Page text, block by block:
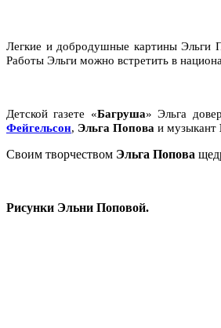
Легкие и добродушные картины Эльги
Работы Эльги можно встретить в
Детской газете «Багруша» Эльга
Фейгельсон, Эльга Попова и музыкант
Своим творчеством Эльга Попова
Рисунки Эльни Поповой.